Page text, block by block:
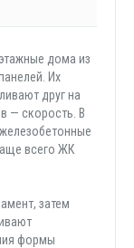
дома из
Их
друг на
— скорость. В
всего ЖК
затем
формы